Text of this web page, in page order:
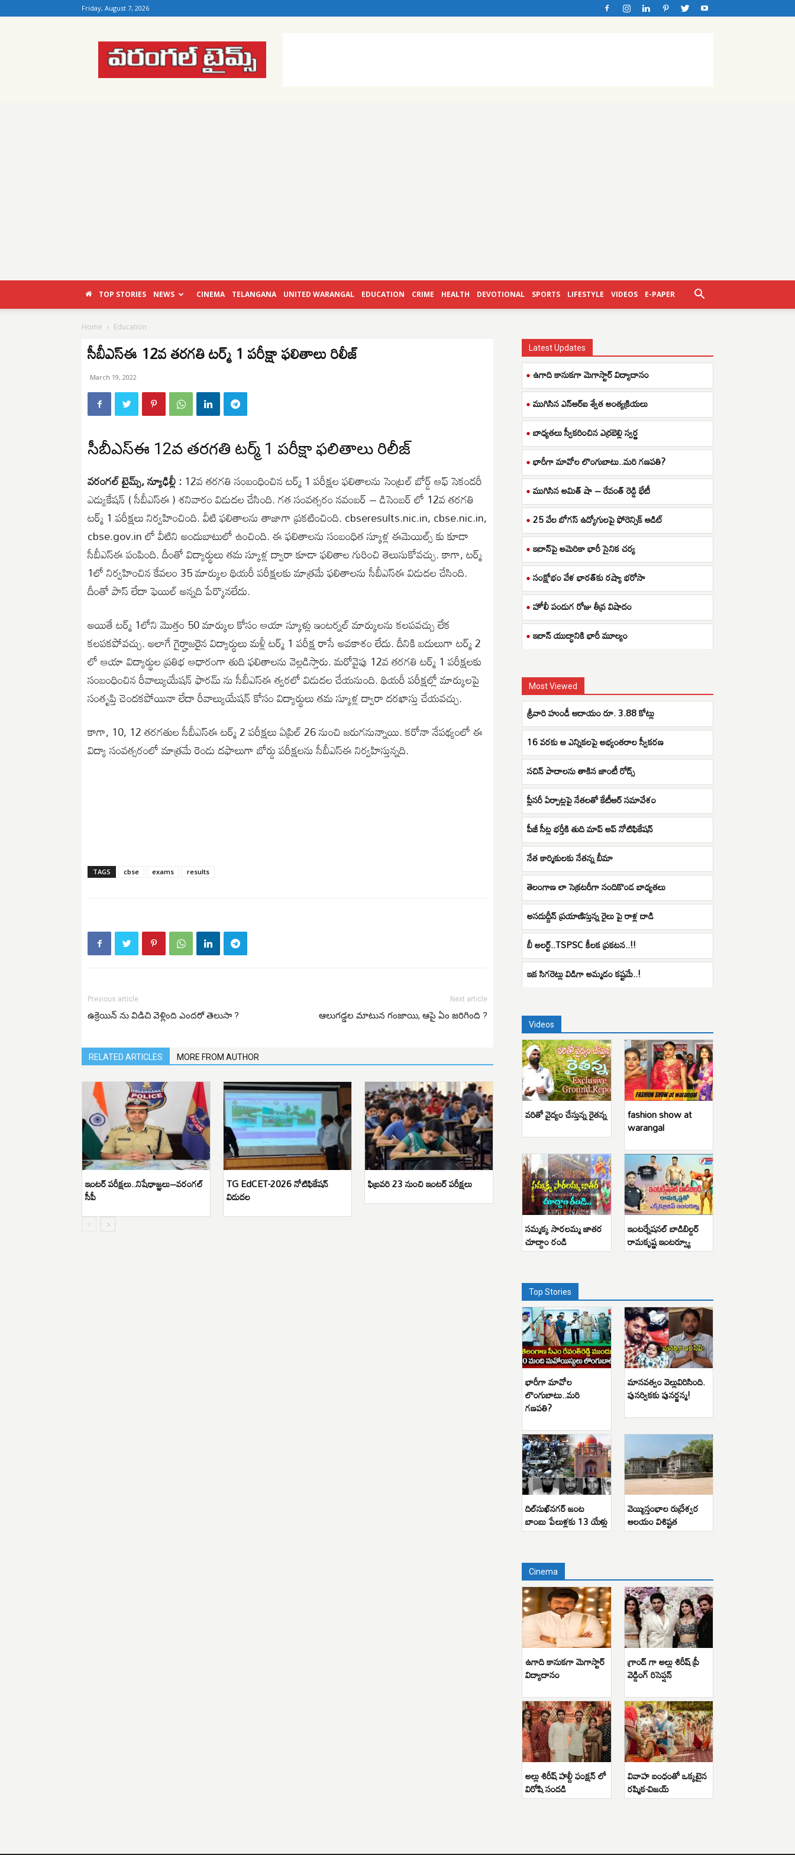
Friday, August 7, 2026
Warangal
Times
TOP STORIES NEWS CINEMA TELANGANA UNITED WARANGAL EDUCATION CRIME HEALTH DEVOTIONAL SPORTS LIFESTYLE VIDEOS E-PAPER
Home Education
సీబీఎస్ఈ 12వ తరగతి టర్మ్ 1 పరీక్షా ఫలితాలు రిలీజ్
March 19, 2022
సీబీఎస్ఈ 12వ తరగతి టర్మ్ 1 పరీక్షా ఫలితాలు రిలీజ్
వరంగల్ టైమ్స్, న్యూఢిల్లీ :12వ తరగతి సంబంధించిన టర్మ్ 1 పరీక్షల ఫలితాలను సెంట్రల్ బోర్డ్ ఆఫ్ సెకండరీ
ఎడ్యుకేషన్ ( సీబీఎస్ఈ ) శనివారం విడుదల చేసింది. గత సంవత్సరం నవంబర్ – డిసెంబర్ లో 12వ తరగతి
టర్మ్ 1 పరీక్షలు నిర్వహించింది. వీటి ఫలితాలను తాజాగా ప్రకటించింది. cbseresults.nic.in, cbse.nic.in,
cbse.gov.in లో వీటిని అందుబాటులో ఉంచింది. ఈ ఫలితాలను సంబంధిత స్కూళ్ల ఈమెయిల్స్ కు కూడా
సీబీఎస్ఈ పంపింది. దీంతో విద్యార్థులు తమ స్కూళ్ల ద్వారా కూడా ఫలితాల గురించి తెలుసుకోవచ్చు. కాగా, టర్మ్
1లో నిర్వహించిన కేవలం 35 మార్కుల థియరీ పరీక్షలకు మాత్రమే ఫలితాలను సీబీఎస్ఈ విడుదల చేసింది.
దీంతో పాస్ లేదా ఫెయిల్ అన్నది పేర్కొనలేదు.
అయితే టర్మ్ 1లోని మొత్తం 50 మార్కుల కోసం ఆయా స్కూళ్లు ఇంటర్నల్ మార్కులను కలపవచ్చు లేక
కలపకపోవచ్చు. అలాగే గైర్హాజరైన విద్యార్థులు మళ్లీ టర్మ్ 1 పరీక్ష రాసే అవకాశం లేదు. దీనికి బదులుగా టర్మ్ 2
లో ఆయా విద్యార్థుల ప్రతిభ ఆధారంగా తుది ఫలితాలను వెల్లడిస్తారు. మరోవైపు 12వ తరగతి టర్మ్ 1 పరీక్షలకు
సంబంధించిన రీవాల్యుయేషన్ ఫారమ్ ను సీబీఎస్ఈ త్వరలో విడుదల చేయనుంది. థియరీ పరీక్షల్లో మార్కులపై
సంతృప్తి చెందకపోయినా లేదా రీవాల్యుయేషన్ కోసం విద్యార్థులు తమ స్కూళ్ల ద్వారా దరఖాస్తు చేయవచ్చు.
కాగా, 10, 12 తరగతుల సీబీఎస్ఈ టర్మ్ 2 పరీక్షలు ఏప్రిల్ 26 నుంచి జరుగనున్నాయి. కరోనా నేపథ్యంలో ఈ
విద్యా సంవత్సరంలో మాత్రమే రెండు దఫాలుగా బోర్డు పరీక్షలను సీబీఎస్ఈ నిర్వహిస్తున్నది.
TAGS cbse exams results
Previous article
ఉక్రెయిన్ ను విడిచి వెళ్లింది ఎందరో తెలుసా ?
Next article
ఆలుగడ్డల మాటున గంజాయి, ఆపై ఏం జరిగింది ?
RELATED ARTICLES MORE FROM AUTHOR
ఇంటర్ పరీక్షలు..నిషేధాజ్ఞలు–వరంగల్
సీపీ
TG EdCET-2026 నోటిఫికేషన్
విడుదల
ఫిబ్రవరి 23 నుంచి ఇంటర్ పరీక్షలు
Latest Updates
ఉగాది కానుకగా మెగాస్టార్ విద్యాదానం
ముగిసిన ఎన్ఆర్ఐ శ్వేత అంత్యక్రియలు
బాధ్యతలు స్వీకరించిన ఎర్రబెల్లి స్వర్ణ
భారీగా మావోల లొంగుబాటు..మరి గణపతి?
ముగిసిన అమిత్ షా – రేవంత్ రెడ్డి భేటీ
25 వేల బోగస్ ఉద్యోగులపై ఫోరెన్సిక్ ఆడిట్
ఇరాన్‌పై అమెరికా భారీ సైనిక చర్య
సంక్షోభం వేళ భారత్‌కు రష్యా భరోసా
హోలీ పండుగ రోజు తీవ్ర విషాదం
ఇరాన్ యుద్ధానికి భారీ మూల్యం
Most Viewed
శ్రీవారి హుండీ ఆదాయం రూ. 3.88 కోట్లు
16 వరకు ఆ ఎన్నికలపై అభ్యంతరాల స్వీకరణ
సచిన్ పాదాలను తాకిన జాంటీ రోడ్స్
ప్లీనరీ ఏర్పాట్లపై నేతలతో కేటీఆర్ సమావేశం
పీజీ సీట్ల భర్తీకి తుది మాప్ అప్ నోటిఫికేషన్
నేత కార్మికులకు నేతన్న బీమా
తెలంగాణ లా సెక్రటరీగా నందికొండ బాధ్యతలు
అసదుద్దీన్ ప్రయాణిస్తున్న రైలు పై రాళ్ల దాడి
బీ అలర్ట్..TSPSC కీలక ప్రకటన..!!
ఇక సిగరెట్లు విడిగా అమ్మడం కష్టమే..!
Videos
వరితో వైద్యం చేస్తున్న రైతన్న fashion show at
warangal
సమ్మక్క సారలమ్మ జాతర
చూద్దాం రండి
ఇంటర్నేషనల్ బాడిబిల్డర్
రామకృష్ణ ఇంటర్వ్యూ
Top Stories
భారీగా మావోల
లొంగుబాటు..మరి
గణపతి?
మానవత్వం వెల్లువిరిసింది.
పునర్వికకు పునర్జన్మ!
దిల్‌సుఖ్‌నగర్ జంట
బాంబు పేలుళ్లకు 13 యేళ్లు
వెయ్యిస్తంభాల రుద్రేశ్వర
ఆలయం విశిష్టత
Cinema
ఉగాది కానుకగా మెగాస్టార్
విద్యాదానం
గ్రాండ్ గా అల్లు శిరీష్ ప్రీ
వెడ్డింగ్ రిసెప్షన్
అల్లు శిరీష్ హల్దీ ఫంక్షన్ లో
విరోషి సందడి
వివాహ బంధంతో ఒక్కటైన
రష్మిక-విజయ్